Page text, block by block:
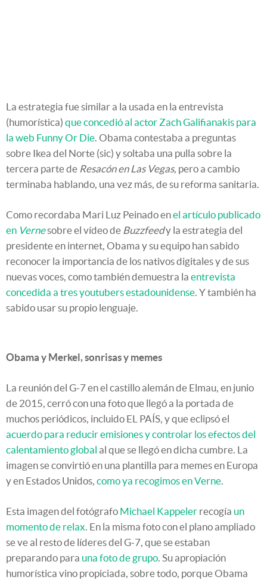
La estrategia fue similar a la usada en la entrevista
(humorística) que concedió al actor Zach Galifianakis para
la web Funny Or Die. Obama contestaba a preguntas
sobre Ikea del Norte (sic) y soltaba una pulla sobre la
tercera parte de Resacón en Las Vegas, pero a cambio
terminaba hablando, una vez más, de su reforma sanitaria.
Como recordaba Mari Luz Peinado enel artículo publicado
en Vernesobre el vídeo de Buzzfeedy la estrategia del
presidente en internet, Obama y su equipo han sabido
reconocer la importancia de los nativos digitales y de sus
nuevas voces, como también demuestra la entrevista
concedida a tres youtubers estadounidense. Y también ha
sabido usar su propio lenguaje.
Obama y Merkel, sonrisas y memes
La reunión del G-7 en el castillo alemán de Elmau, en junio
de 2015, cerró con una foto que llegó a la portada de
muchos periódicos, incluido EL PAÍS, y que eclipsó el
acuerdo para reducir emisiones y controlar los efectos del
calentamiento global al que se llegó en dicha cumbre. La
imagen se convirtió en una plantilla para memes en Europa
y en Estados Unidos, como ya recogimos en Verne.
Esta imagen del fotógrafo Michael Kappeler recogía un
momento de relax. En la misma foto con el plano ampliado
se ve al resto de líderes del G-7, que se estaban
preparando para una foto de grupo. Su apropiación
humorística vino propiciada, sobre todo, porque Obama